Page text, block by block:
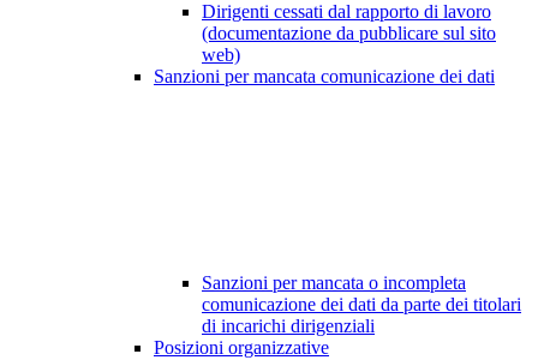
Dirigenti cessati dal rapporto di lavoro
(documentazione da pubblicare sul sito
web)
Sanzioni per mancata comunicazione dei dati
Sanzioni per mancata o incompleta
comunicazione dei dati da parte dei titolari
di incarichi dirigenziali
Posizioni organizzative